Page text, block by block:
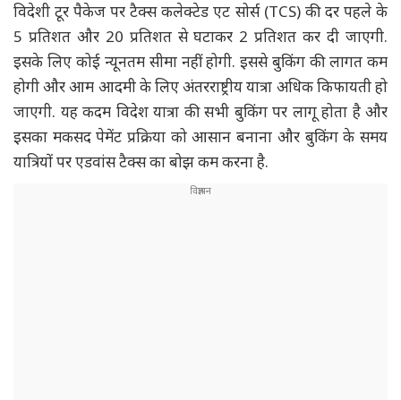
विदेशी टूर पैकेज पर टैक्स कलेक्टेड एट सोर्स (TCS) की दर पहले के
5 प्रतिशत और 20 प्रतिशत से घटाकर 2 प्रतिशत कर दी जाएगी.
इसके लिए कोई न्यूनतम सीमा नहीं होगी. इससे बुकिंग की लागत कम
होगी और आम आदमी के लिए अंतरराष्ट्रीय यात्रा अधिक किफायती हो
जाएगी. यह कदम विदेश यात्रा की सभी बुकिंग पर लागू होता है और
इसका मकसद पेमेंट प्रक्रिया को आसान बनाना और बुकिंग के समय
यात्रियों पर एडवांस टैक्स का बोझ कम करना है.